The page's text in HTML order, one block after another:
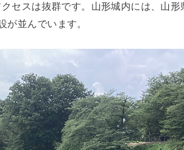
セスは抜群です。山形城内には、山形
並んでいます。